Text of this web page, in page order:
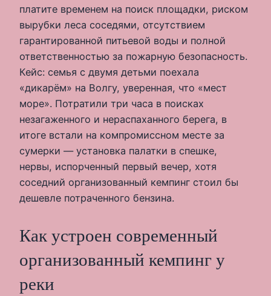
платите временем на поиск площадки, риском
вырубки леса соседями, отсутствием
гарантированной питьевой воды и полной
ответственностью за пожарную безопасность.
Кейс: семья с двумя детьми поехала
«дикарём» на Волгу, уверенная, что «мест
море». Потратили три часа в поисках
незагаженного и нераспаханного берега, в
итоге встали на компромиссном месте за
сумерки — установка палатки в спешке,
нервы, испорченный первый вечер, хотя
соседний организованный кемпинг стоил бы
дешевле потраченного бензина.
Как устроен современный
организованный кемпинг у
реки